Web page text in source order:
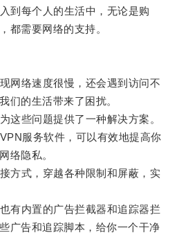
每个人的生活中，无论是购
都需要网络的支持。
络速度很慢，还会遇到访问不
们的生活带来了困扰。
些问题提供了一种解决方案。
服务软件，可以有效地提高你
络隐私。
式，穿越各种限制和屏蔽，实
内置的广告拦截器和追踪器拦
广告和追踪脚本，给你一个干净